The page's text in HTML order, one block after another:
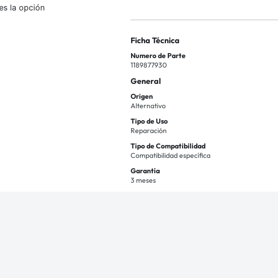
la opción
Ficha Técnica
Numero de Parte
1189877930
General
Origen
Alternativo
Tipo de Uso
Reparación
Tipo de Compatibilidad
Compatibilidad específica
Garantía
3 meses